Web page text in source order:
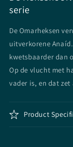
serie
De Omarheksen
uitverkorene
kwetsbaarder dan
Op de vlucht met
vader is, en dat
Product